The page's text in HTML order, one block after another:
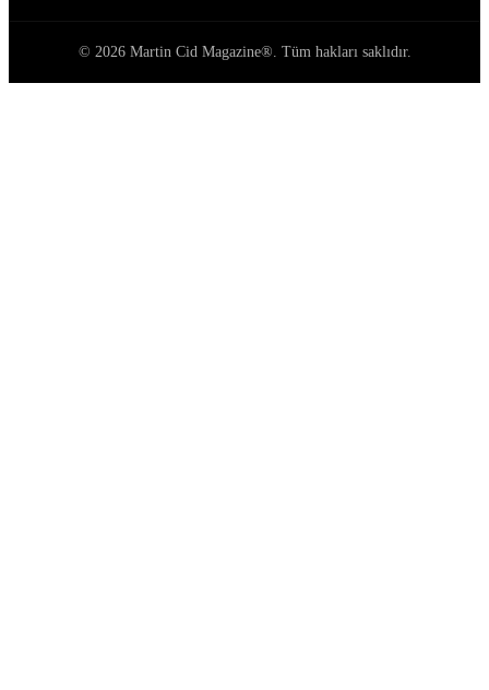
© 2026 Martin Cid Magazine®. Tüm hakları saklıdır.